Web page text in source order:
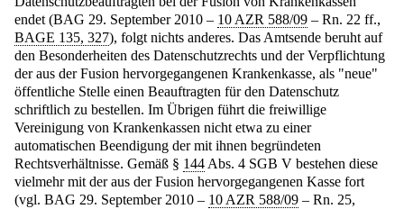
endet (BAG 29. September 2010 – 10 AZR 588/09 – Rn. 22 ff.,
BAGE 135, 327), folgt nichts anderes. Das Amtsende beruht auf
den Besonderheiten des Datenschutzrechts und der Verpflichtung
der aus der Fusion hervorgegangenen Krankenkasse, als "neue"
öffentliche Stelle einen Beauftragten für den Datenschutz
schriftlich zu bestellen. Im Übrigen führt die freiwillige
Vereinigung von Krankenkassen nicht etwa zu einer
automatischen Beendigung der mit ihnen begründeten
Rechtsverhältnisse. Gemäß § 144 Abs. 4 SGB V bestehen diese
vielmehr mit der aus der Fusion hervorgegangenen Kasse fort
(vgl. BAG 29. September 2010 – 10 AZR 588/09 – Rn. 25,